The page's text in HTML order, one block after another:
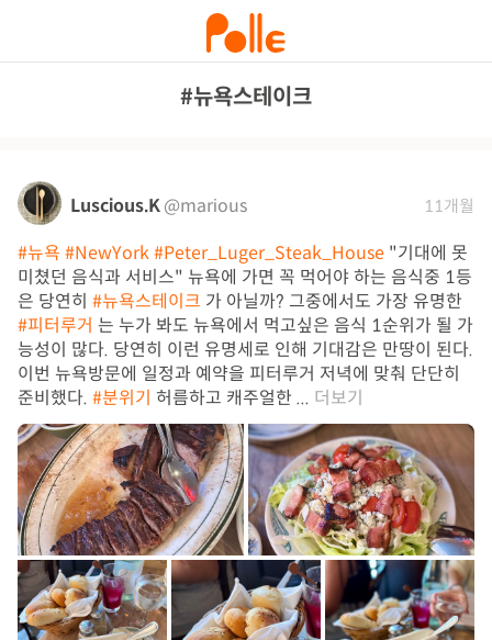
#뉴욕스테이크
Luscious.K@marious 11개월
#뉴욕 #NewYork#Peter_Luger_Steak_House "기대에 못
미쳤던 음식과 서비스" 뉴욕에 가면 꼭 먹어야 하는 음식중 1등
은 당연히 #뉴욕스테이크 가 아닐까? 그중에서도 가장 유명한
#피터루거 는 누가 봐도 뉴욕에서 먹고싶은 음식 1순위가 될 가
능성이 많다. 당연히 이런 유명세로 인해 기대감은 만땅이 된다.
이번 뉴욕방문에 일정과 예약을 피터루거 저녁에 맞춰 단단히
준비했다. #분위기 허름하고 캐주얼한 ... 더보기